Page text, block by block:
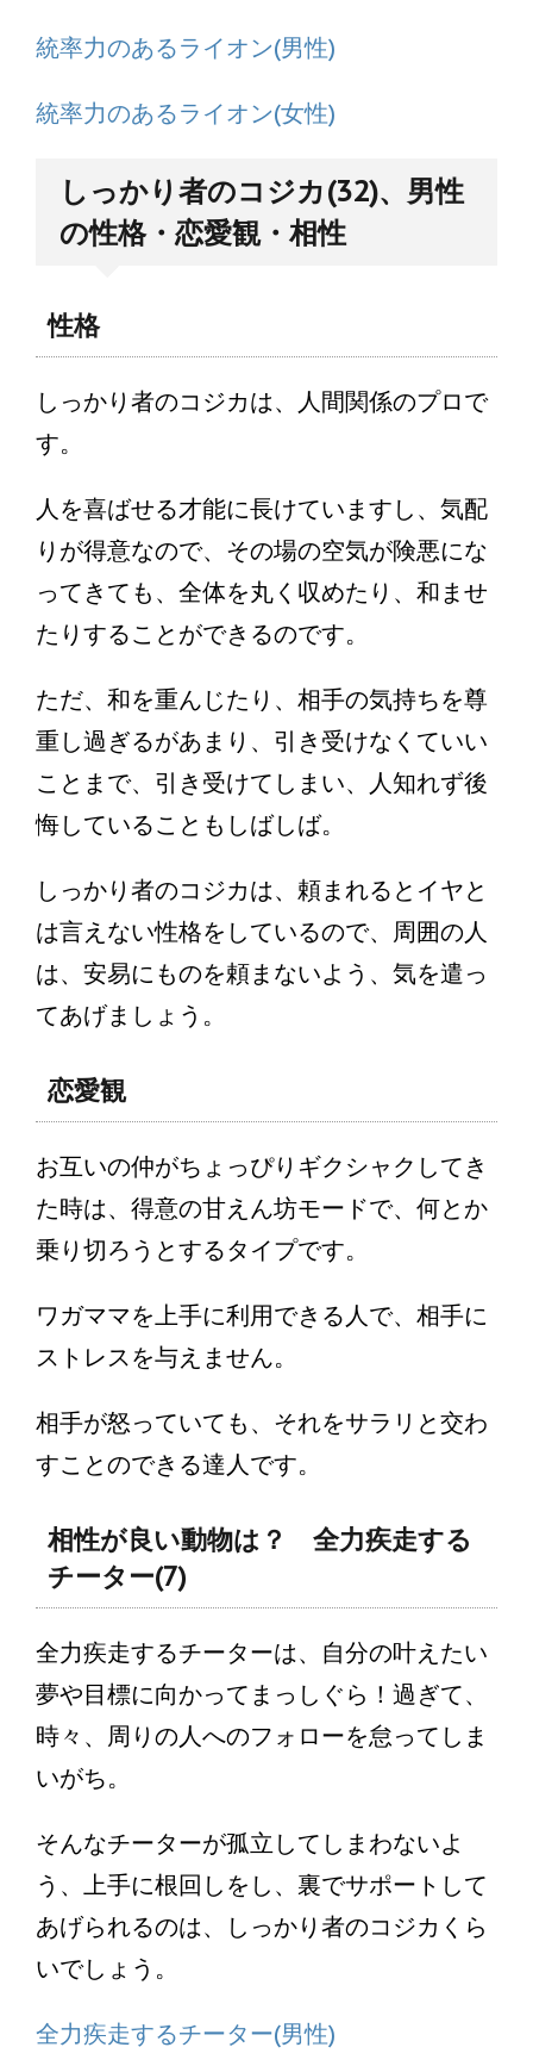
統率力のあるライオン(男性)
統率力のあるライオン(女性)
しっかり者のコジカ(32)、男性
の性格・恋愛観・相性
性格
しっかり者のコジカは、人間関係のプロで
す。
人を喜ばせる才能に長けていますし、気配
りが得意なので、その場の空気が険悪にな
ってきても、全体を丸く収めたり、和ませ
たりすることができるのです。
ただ、和を重んじたり、相手の気持ちを尊
重し過ぎるがあまり、引き受けなくていい
ことまで、引き受けてしまい、人知れず後
悔していることもしばしば。
しっかり者のコジカは、頼まれるとイヤと
は言えない性格をしているので、周囲の人
は、安易にものを頼まないよう、気を遣っ
てあげましょう。
恋愛観
お互いの仲がちょっぴりギクシャクしてき
た時は、得意の甘えん坊モードで、何とか
乗り切ろうとするタイプです。
ワガママを上手に利用できる人で、相手に
ストレスを与えません。
相手が怒っていても、それをサラリと交わ
すことのできる達人です。
相性が良い動物は？ 全力疾走する
チーター(7)
全力疾走するチーターは、自分の叶えたい
夢や目標に向かってまっしぐら！過ぎて、
時々、周りの人へのフォローを怠ってしま
いがち。
そんなチーターが孤立してしまわないよ
う、上手に根回しをし、裏でサポートして
あげられるのは、しっかり者のコジカくら
いでしょう。
全力疾走するチーター(男性)